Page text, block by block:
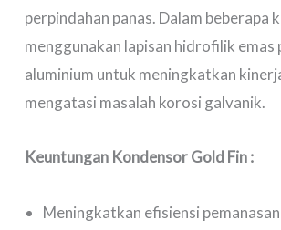
perpindahan panas. Dalam beberapa
menggunakan lapisan hidrofilik emas
aluminium untuk meningkatkan
mengatasi masalah korosi galvanik.
Keuntungan Kondensor Gold Fin :
Meningkatkan efisiensi